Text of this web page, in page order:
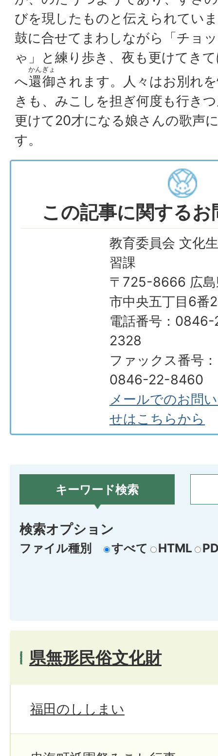
びを現したものと伝えられてい
鼓に合せてまわしながら「チョ
ゃ」と練り歩き、夜も更けてき
へ還御
かんぎょ
されます。人々はお別れ
きも、みこしを担ぎ何度も行き
更けて20才になる娘さんの歌声
す。
この記事に関する
教育委員会 文化
習課
〒725-8666 広島
市中央五丁目6番
電話番号：
2328
ファックス番号：
0846-22-8460
メールでのお問
せはこちらから
キーワード検索
検索オプション
ファイル種別 すべて HTML
県無形民俗文化財
福田のししまい